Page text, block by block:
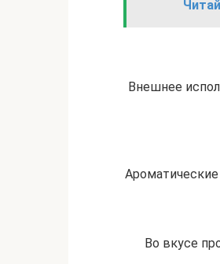
Внешнее
Во вкусе